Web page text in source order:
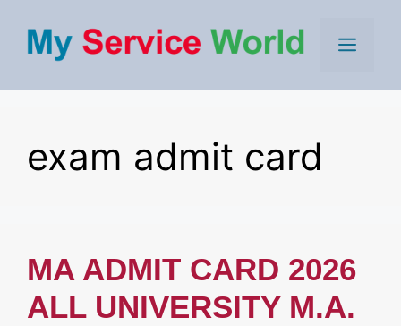
content
Menu
exam admit card
MA ADMIT CARD 2026
ALL UNIVERSITY M.A.